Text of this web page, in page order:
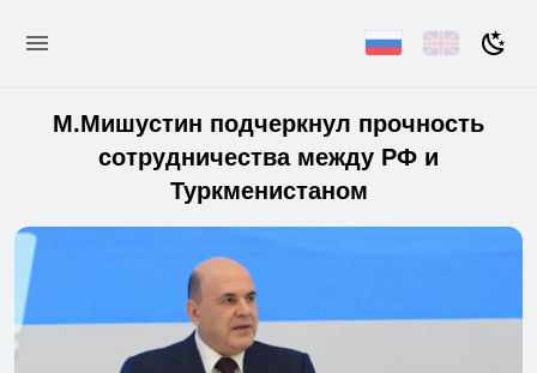
М.Мишустин подчеркнул прочность
сотрудничества между РФ и
Туркменистаном